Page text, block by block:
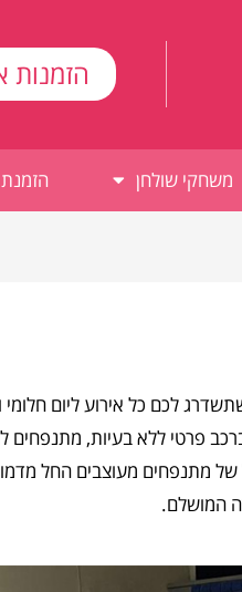
הזמנות
משחקי שולחן
לכם כל אירוע ליום
פרטי ללא בעיות, מתנפחים
של מתנפחים מעוצבים החל
המושלם.